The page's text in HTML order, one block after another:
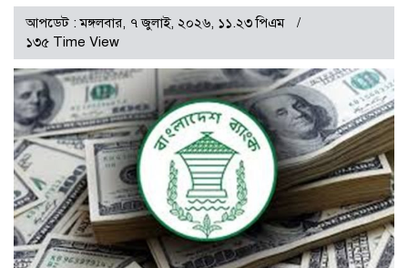
আপডেট : মঙ্গলবার, ৭ জুলাই, ২০২৬, ১১.২৩ পিএম
১৩৫ Time View